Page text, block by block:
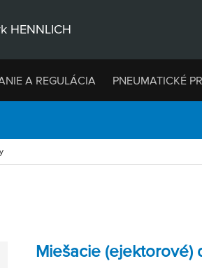
HENNLICH
A REGULÁCIA PNEUMATICKÉ
Miešacie (ejektorové)